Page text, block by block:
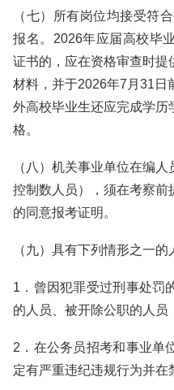
（七）所有岗位均接受符
报名。2026年应届高校毕
证书的，应在资格审查时提
材料，并于2026年7月31日
外高校毕业生还应完成学历
格。
（八）机关事业单位在编
控制数人员），须在考察
的同意报考证明。
（九）具有下列情形之一的
1．曾因犯罪受过刑事处罚
的人员、被开除公职的人员
2．在公务员招考和事业单
定有严重违纪违规行为并在